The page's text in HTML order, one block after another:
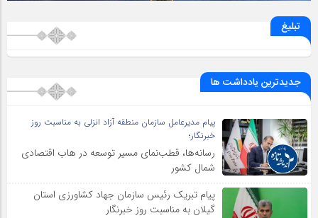
تبلیغ
جدیدترین یادداشت ها
پیام مدیرعامل سازمان منطقه آزاد انزلی به مناسبت روز
خبرنگار؛
رسانه‌ها، قطب‌نمای مسیر توسعه در هاب اقتصادی
شمال كشور
پیام تبریک رئیس سازمان جهاد کشاورزی استان
گیلان به‌ مناسبت روز خبرنگار